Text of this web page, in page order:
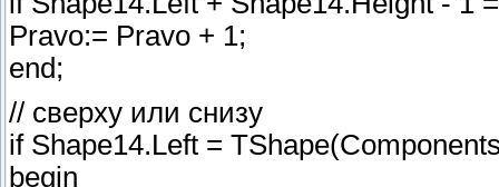
Pravo:= Pravo + 1;
end;
// сверху или снизу
if Shape14.Left =
begin